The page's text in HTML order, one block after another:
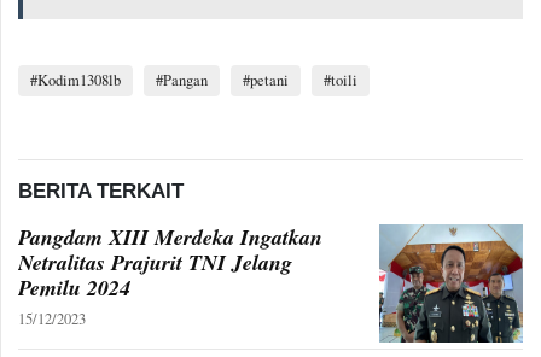
Kodim1308lb Pangan petani toili
BERITA TERKAIT
Pangdam XIII Merdeka Ingatkan
Netralitas Prajurit TNI Jelang
Pemilu 2024
15/12/2023